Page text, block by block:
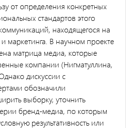
от определения конкретных
стандартов этого
находящегося на
маркетинга. В научном проекте
матрица медиа, которые
компании (Нигматуллина,
дискуссии с
обозначили
выборку, уточнить
бренд-медиа, по которым
результативность или